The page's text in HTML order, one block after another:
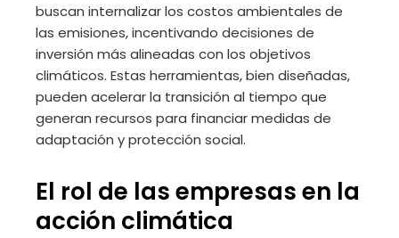
buscan internalizar los costos ambientales de
las emisiones, incentivando decisiones de
inversión más alineadas con los objetivos
climáticos. Estas herramientas, bien diseñadas,
pueden acelerar la transición al tiempo que
generan recursos para financiar medidas de
adaptación y protección social.
El rol de las empresas en la
acción climática